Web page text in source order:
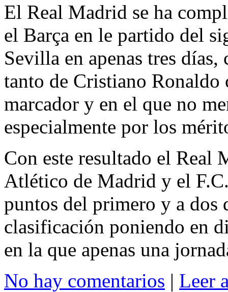
El Real Madrid se ha
el Barça en le partido del
Sevilla en apenas tres
tanto de Cristiano Ronaldo
marcador y en el que no
especialmente por los
Con este resultado el Real
Atlético de Madrid y el
puntos del primero y a dos
clasificación poniendo en
en la que apenas una
No hay comentarios | Leer